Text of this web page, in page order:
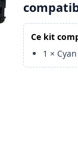
Ce kit
1 × Cyan